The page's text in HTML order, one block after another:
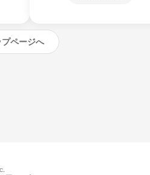
プページへ
するとプログラムの詳細案内を